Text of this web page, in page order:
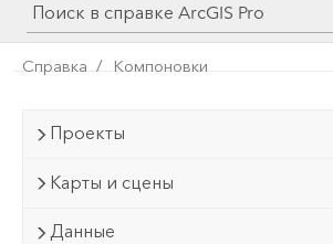
Справка Компоновки
Проекты
Карты и сцены
Данные